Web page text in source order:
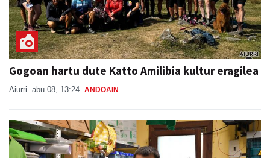
Gogoan hartu dute Katto Amilibia kultur eragilea
Aiurri abu 08, 13:24 ANDOAIN